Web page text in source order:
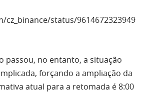
status/9614672323949
passou, no entanto, a situação
forçando a ampliação da
atual para a retomada é 8:00